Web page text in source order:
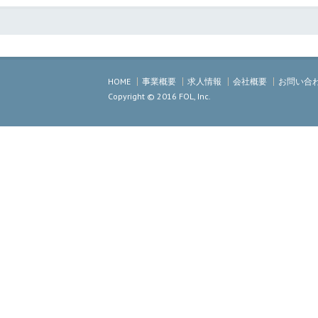
HOME 事業概要 求人情報 会社概要
お問い合
Copyright © 2016 FOL, Inc.